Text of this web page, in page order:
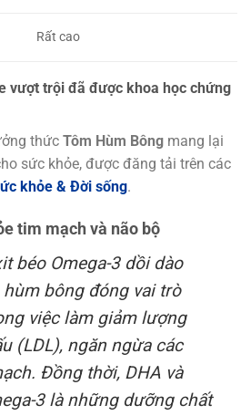
Rất cao
vượt trội đã được khoa học chứng
thức Tôm Hùm Bông mang lại
sức khỏe, được đăng tải trên các
khỏe & Đời sống.
tim mạch và não bộ
béo Omega-3 dồi dào
bông đóng vai trò
việc làm giảm lượng
(LDL), ngăn ngừa các
Đồng thời, DHA và
3 là những dưỡng chất